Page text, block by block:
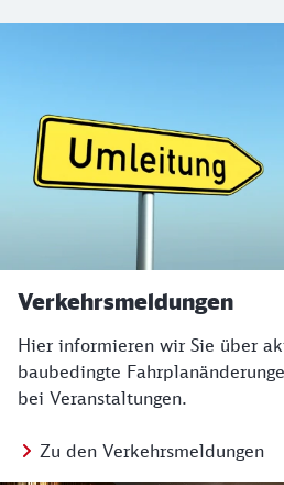
Verkehrsmeldungen
Hier informieren wir Sie über
baubedingte
bei Veranstaltungen.
Zu den Verkehrsmeldungen